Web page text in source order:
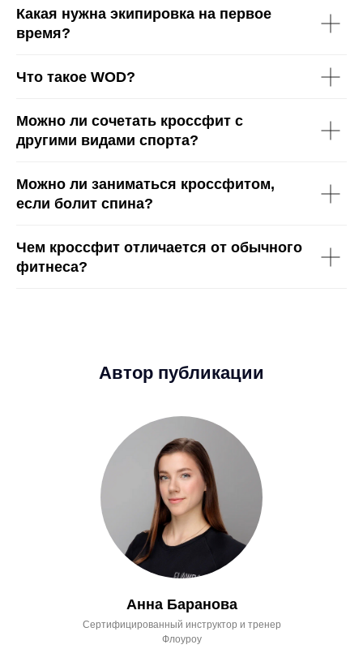
Какая нужна экипировка на первое
время?
Что такое WOD?
Можно ли сочетать кроссфит с
другими видами спорта?
Можно ли заниматься кроссфитом,
если болит спина?
Чем кроссфит отличается от обычного
фитнеса?
Автор публикации
Анна Баранова
Сертифицированный инструктор и тренер
Флоуроу
Пн - Пт: 08:00 – 22:00
Сб, Вс: 10:00 – 16:00
970704422
Пользовательское соглашение
Согласие на обработку персональных данных
Договор оферты
Написать менеджеру